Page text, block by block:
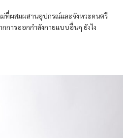
ที่ผสมผสานอุปกรณ์และจังหวะดนตรี
กการออกกำลังกายแบบอื่นๆ ยังไง